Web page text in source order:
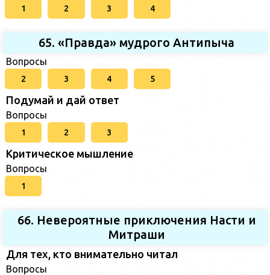
1 2 3 4
65. «Правда» мудрого Антипыча
Вопросы
2 3 4 5
Подумай и дай ответ
Вопросы
1 2 3
Критическое мышление
Вопросы
1
66. Невероятные приключения Насти и
Митраши
Для тех, кто внимательно читал
Вопросы